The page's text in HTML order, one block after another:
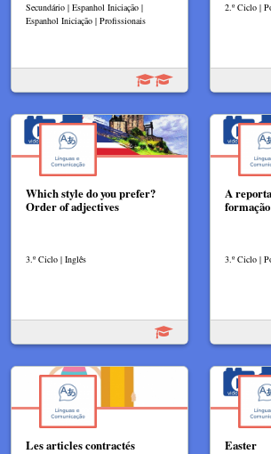
Secundário | Espanhol Iniciação |
Espanhol Iniciação | Profissionais
2.º Ciclo |
Which style do you prefer?
Order of adjectives
3.º Ciclo | Inglês
A
3.º Ciclo |
Les articles contractés Easter